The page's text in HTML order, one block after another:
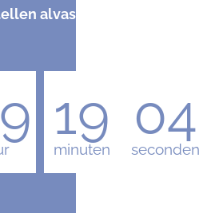
alvast af naar de
19
minuten
03
seconden